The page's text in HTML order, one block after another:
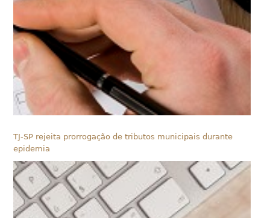
TJ-SP rejeita prorrogação de tributos municipais durante
epidemia